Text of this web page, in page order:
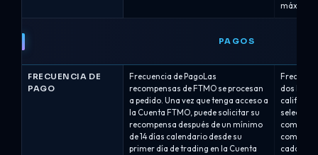
máximos
PAGOS
FRECUENCIA DE
PAGO
Frecuencia de PagoLas
recompensas de FTMO se procesan
a pedido. Una vez que tenga acceso a
la Cuenta FTMO, puede solicitar su
recompensa después de un mínimo
de 14 días calendario desde su
primer día de trading en la Cuenta
dos
comisión
cada 14